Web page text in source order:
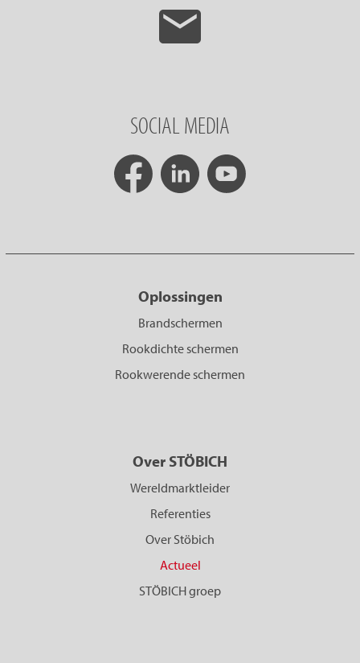
SOCIAL MEDIA
Oplossingen
Brandschermen
Rookdichte schermen
Rookwerende schermen
Over STÖBICH
Wereldmarktleider
Referenties
Over Stöbich
Actueel
STÖBICH groep